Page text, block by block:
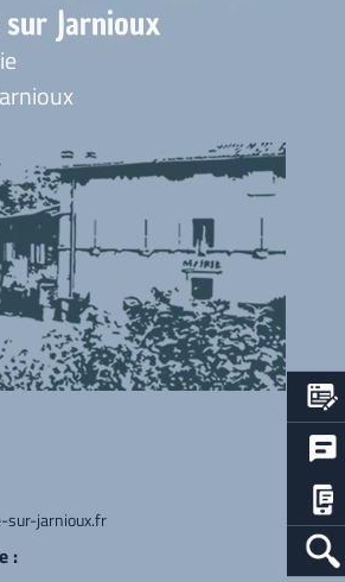
Jarnioux
sur-jarnioux.fr
: